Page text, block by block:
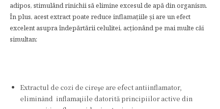
adipos, stimulând rinichii să elimine excesul de apă din organism.
În plus, acest extract poate reduce inflamaţiile şi are un efect
excelent asupra îndepărtării celulitei, acţionând pe mai multe căi
simultan:
Extractul de cozi de cireşe are efect antiinflamator,
eliminând inflamaţiile datorită principiilor active din